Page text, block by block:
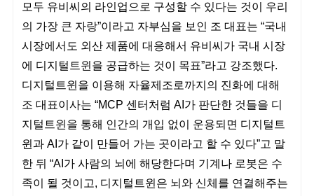
모두 유비씨의 라인업으로 구성할 수 있다는 것이 우리
의 가장 큰 자랑”이라고 자부심을 보인 조 대표는 “국내
시장에서도 외산 제품에 대응해서 유비씨가 국내 시장
에 디지털트윈을 공급하는 것이 목표”라고 강조했다.
디지털트윈을 이용해 자율제조로까지의 진화에 대해
조 대표이사는 “MCP 센터처럼 AI가 판단한 것들을 디
지털트윈을 통해 인간의 개입 없이 운용되면 디지털트
윈과 AI가 같이 만들어 가는 곳이라고 할 수 있다”고 말
한 뒤 “AI가 사람의 뇌에 해당한다며 기계나 로봇은 수
족이 될 것이고, 디지털트윈은 뇌와 신체를 연결해주는